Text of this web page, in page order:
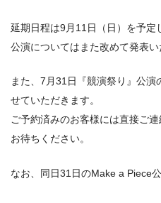
延期日程は9月11日（日）を予定
公演についてはまた改めて発表い
また、7月31日『競演祭り』公演
せていただきます。
ご予約済みのお客様には直接ご
お待ちください。
なお、同日31日のMake a Piece